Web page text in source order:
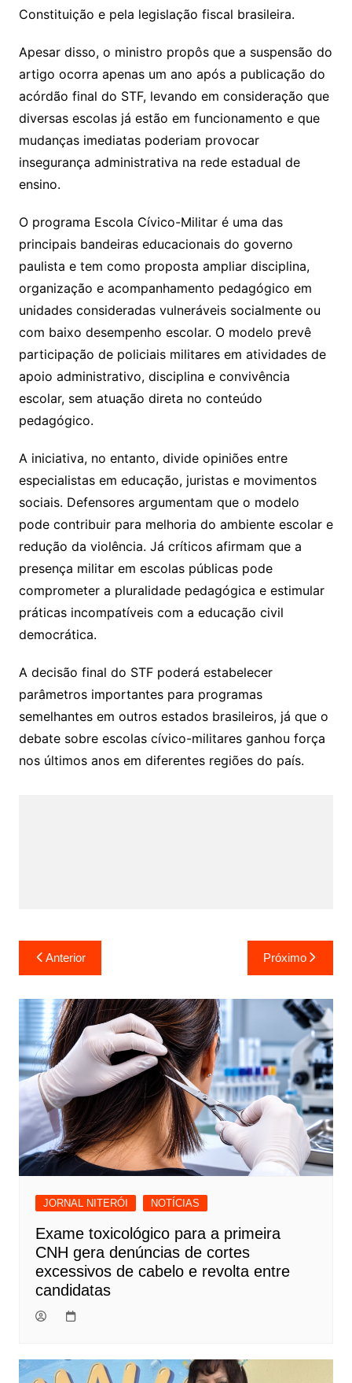
Constituição e pela legislação fiscal brasileira.
Apesar disso, o ministro propôs que a suspensão do
artigo ocorra apenas um ano após a publicação do
acórdão final do STF, levando em consideração que
diversas escolas já estão em funcionamento e que
mudanças imediatas poderiam provocar
insegurança administrativa na rede estadual de
ensino.
O programa Escola Cívico-Militar é uma das
principais bandeiras educacionais do governo
paulista e tem como proposta ampliar disciplina,
organização e acompanhamento pedagógico em
unidades consideradas vulneráveis socialmente ou
com baixo desempenho escolar. O modelo prevê
participação de policiais militares em atividades de
apoio administrativo, disciplina e convivência
escolar, sem atuação direta no conteúdo
pedagógico.
A iniciativa, no entanto, divide opiniões entre
especialistas em educação, juristas e movimentos
sociais. Defensores argumentam que o modelo
pode contribuir para melhoria do ambiente escolar e
redução da violência. Já críticos afirmam que a
presença militar em escolas públicas pode
comprometer a pluralidade pedagógica e estimular
práticas incompatíveis com a educação civil
democrática.
A decisão final do STF poderá estabelecer
parâmetros importantes para programas
semelhantes em outros estados brasileiros, já que o
debate sobre escolas cívico-militares ganhou força
nos últimos anos em diferentes regiões do país.
Navegação
de
Post
Anterior Próximo
JORNAL NITERÓI NOTÍCIAS
Exame toxicológico para a primeira
CNH gera denúncias de cortes
excessivos de cabelo e revolta entre
candidatas